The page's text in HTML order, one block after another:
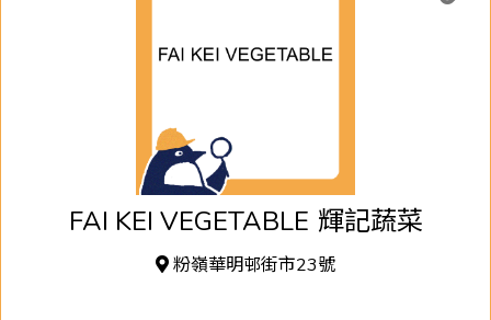
FAI KEI VEGETABLE 輝記蔬菜
粉嶺華明邨街市23號